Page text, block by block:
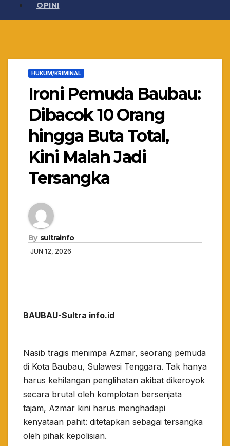
OPINI
HUKUM/KRIMINAL
Ironi Pemuda Baubau:
Dibacok 10 Orang
hingga Buta Total,
Kini Malah Jadi
Tersangka
By sultrainfo
JUN 12, 2026
BAUBAU-Sultra info.id
Nasib tragis menimpa Azmar, seorang pemuda
di Kota Baubau, Sulawesi Tenggara. Tak hanya
harus kehilangan penglihatan akibat dikeroyok
secara brutal oleh komplotan bersenjata
tajam, Azmar kini harus menghadapi
kenyataan pahit: ditetapkan sebagai tersangka
oleh pihak kepolisian.